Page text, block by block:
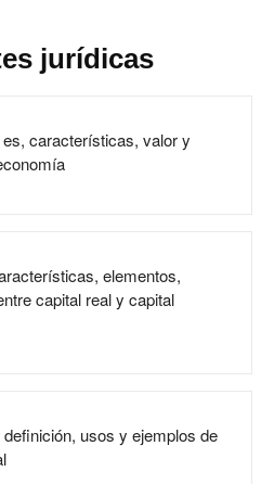
jurídicas
características, valor y
elementos,
capital real y capital
usos y ejemplos de